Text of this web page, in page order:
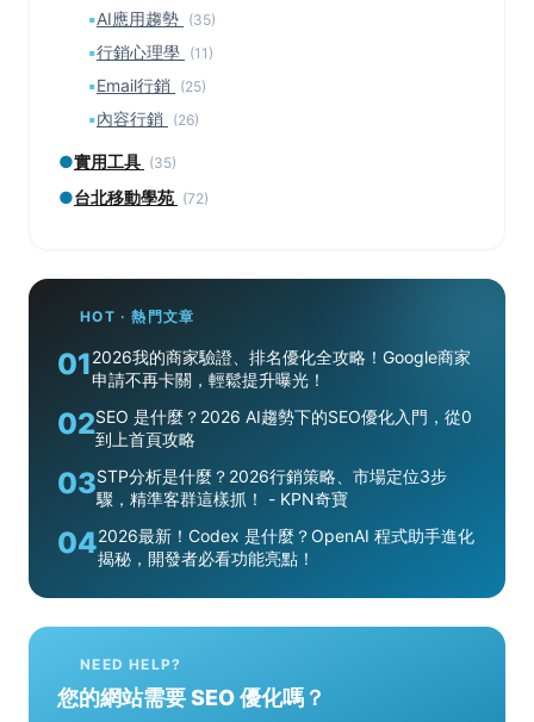
▪AI應用趨勢 (35)
▪行銷心理學 (11)
▪Email行銷 (25)
▪內容行銷 (26)
●實用工具 (35)
●台北移動學苑 (72)
HOT · 熱門文章
012026我的商家驗證、排名優化全攻略！Google商家
申請不再卡關，輕鬆提升曝光！
02SEO 是什麼？2026 AI趨勢下的SEO優化入門，從0
到上首頁攻略
03STP分析是什麼？2026行銷策略、市場定位3步
驟，精準客群這樣抓！ - KPN奇寶
042026最新！Codex 是什麼？OpenAI 程式助手進化
揭秘，開發者必看功能亮點！
NEED HELP?
您的網站需要 SEO 優化嗎？